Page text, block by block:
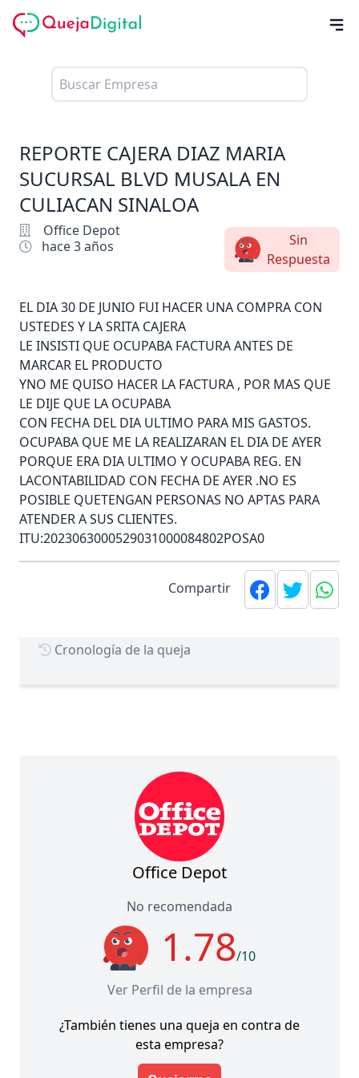
REPORTE CAJERA DIAZ MARIA
SUCURSAL BLVD MUSALA EN
CULIACAN SINALOA
Office Depot
hace 3 años
Sin
Respuesta
EL DIA 30 DE JUNIO FUI HACER UNA COMPRA CON
USTEDES Y LA SRITA CAJERA
LE INSISTI QUE OCUPABA FACTURA ANTES DE
MARCAR EL PRODUCTO
YNO ME QUISO HACER LA FACTURA , POR MAS QUE
LE DIJE QUE LA OCUPABA
CON FECHA DEL DIA ULTIMO PARA MIS GASTOS.
OCUPABA QUE ME LA REALIZARAN EL DIA DE AYER
PORQUE ERA DIA ULTIMO Y OCUPABA REG. EN
LACONTABILIDAD CON FECHA DE AYER .NO ES
POSIBLE QUETENGAN PERSONAS NO APTAS PARA
ATENDER A SUS CLIENTES.
ITU:2023063000529031000084802POSA0
Compartir
Cronología de la queja
Office Depot
No recomendada
1.78/10
Ver Perfil de la empresa
¿También tienes una queja en contra de
esta empresa?